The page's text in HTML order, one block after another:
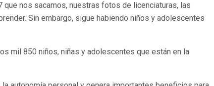
nos sacamos, nuestras fotos de licenciaturas, las
Sin embargo, sigue habiendo niños y adolescentes
mil 850 niños, niñas y adolescentes que están en la